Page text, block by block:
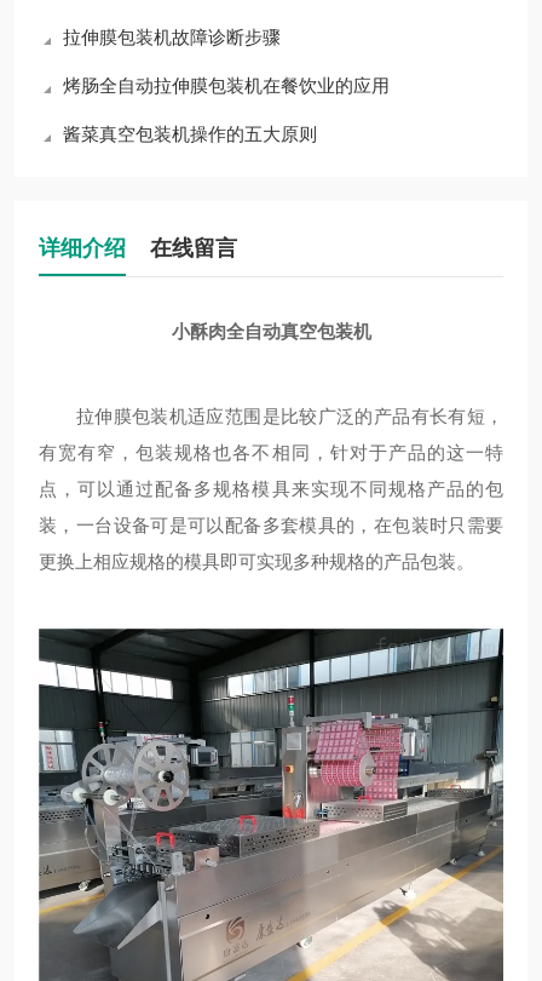
拉伸膜包装机故障诊断步骤
烤肠全自动拉伸膜包装机在餐饮业的应用
酱菜真空包装机操作的五大原则
详细介绍 在线留言
小酥肉全自动真空包装机
拉伸膜包装机适应范围是比较广泛的产品有长有短，
有宽有窄，包装规格也各不相同，针对于产品的这一特
点，可以通过配备多规格模具来实现不同规格产品的包
装，一台设备可是可以配备多套模具的，在包装时只需要
更换上相应规格的模具即可实现多种规格的产品包装。